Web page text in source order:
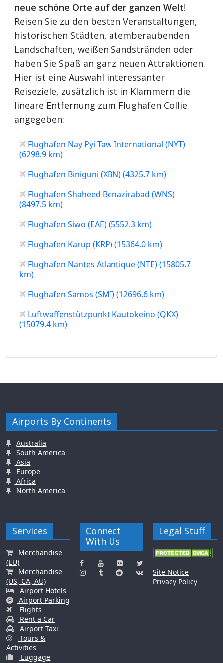
neue schöne Orte auf der ganzen Welt!
Reisen Sie zu den besten Veranstaltungen,
historischen Städten, atemberaubenden
Landschaften, weißen Sandstränden oder
haben Sie Spaß an ganz neuen Attraktionen.
Hier ist eine Auswahl interessanter
Reiseziele, zusätzlich ist in Klammern die
lineare Entfernung zum Flughafen Collie
angegeben:
Flughafen Nay Pyi Taw International (NYT)
(6298.9 km)
Flughafen Biniguni (XBN) (4325.7 km)
Flughafen Shaheed Benazirabad (WNS)
(8497.5 km)
Flughafen Siwo (EAE) (5552.3 km)
Flughafen Karup (KRP) (15364.0 km)
Flughafen Nantes Atlantique (NTE) (15805.7
km)
Flughafen Samos (SMI) (12696.6 km)
Luftwaffenstützpunkt Kautokeino (QKX)
(15079.4 km)
Airports By Continents
Australia
South America
Asia
Europe
Africa
North America
Services
Merchandise
(EU)
Merchandise
(US, CA, AU)
Airport Hotels
Airport Parking
Flights
Rent a Car
Airport Taxi
Tours &
Activities
Luggage
Connect
With Us
Legal Stuff
Site Notice
Privacy Policy